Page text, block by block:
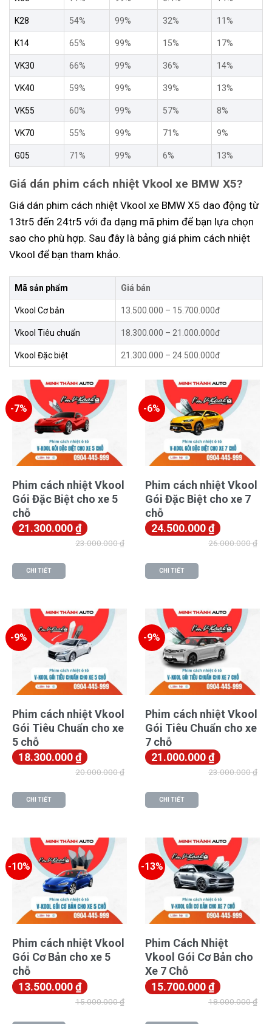
K28 54% 99% 32% 11%
K14 65% 99% 15% 17%
VK30 66% 99% 36% 14%
VK40 59% 99% 39% 13%
VK55 60% 99% 57% 8%
VK70 55% 99% 71% 9%
G05 71% 99% 6% 13%
Giá dán phim cách nhiệt Vkool xe BMW X5?
Giá dán phim cách nhiệt Vkool xe BMW X5 dao động từ
13tr5 đến 24tr5 với đa dạng mã phim để bạn lựa chọn
sao cho phù hợp. Sau đây là bảng giá phim cách nhiệt
Vkool để bạn tham khảo.
Mã sản phẩm Giá bán
Vkool Cơ bản 13.500.000 – 15.700.000đ
Vkool Tiêu chuẩn 18.300.000 – 21.000.000đ
Vkool Đặc biệt 21.300.000 – 24.500.000đ
-7%
Phim cách nhiệt Vkool
Gói Đặc Biệt cho xe 5
chỗ
21.300.000₫
23.000.000₫
CHI TIẾT
-6%
Phim cách nhiệt Vkool
Gói Đặc Biệt cho xe 7
chỗ
24.500.000₫
26.000.000₫
CHI TIẾT
-9%
Phim cách nhiệt Vkool
Gói Tiêu Chuẩn cho xe
5 chỗ
18.300.000₫
20.000.000₫
CHI TIẾT
-9%
Phim cách nhiệt Vkool
Gói Tiêu Chuẩn cho xe
7 chỗ
21.000.000₫
23.000.000₫
CHI TIẾT
-10%
Phim cách nhiệt Vkool
Gói Cơ Bản cho xe 5
chỗ
13.500.000₫
15.000.000₫
-13%
Phim Cách Nhiệt
Vkool Gói Cơ Bản cho
Xe 7 Chỗ
15.700.000₫
18.000.000₫